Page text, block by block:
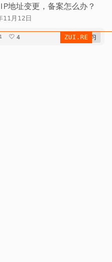
地址变更，备案怎么办？
11月12日
4 # 学习
ZUI.RE